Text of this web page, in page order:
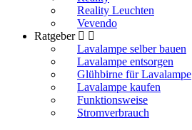
Reality Leuchten
Vevendo
Ratgeber
Lavalampe selber bauen
Lavalampe entsorgen
Glühbirne für Lavalampe
Lavalampe kaufen
Funktionsweise
Stromverbrauch